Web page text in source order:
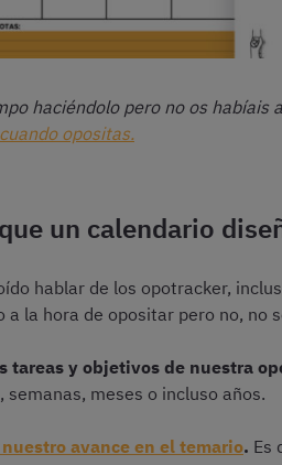
haciéndolo pero no os
opositas.
un calendario
hablar de los opotracker,
la hora de opositar pero no, no
tareas y objetivos de nuestra
meses o incluso años.
avance en el temario. Es